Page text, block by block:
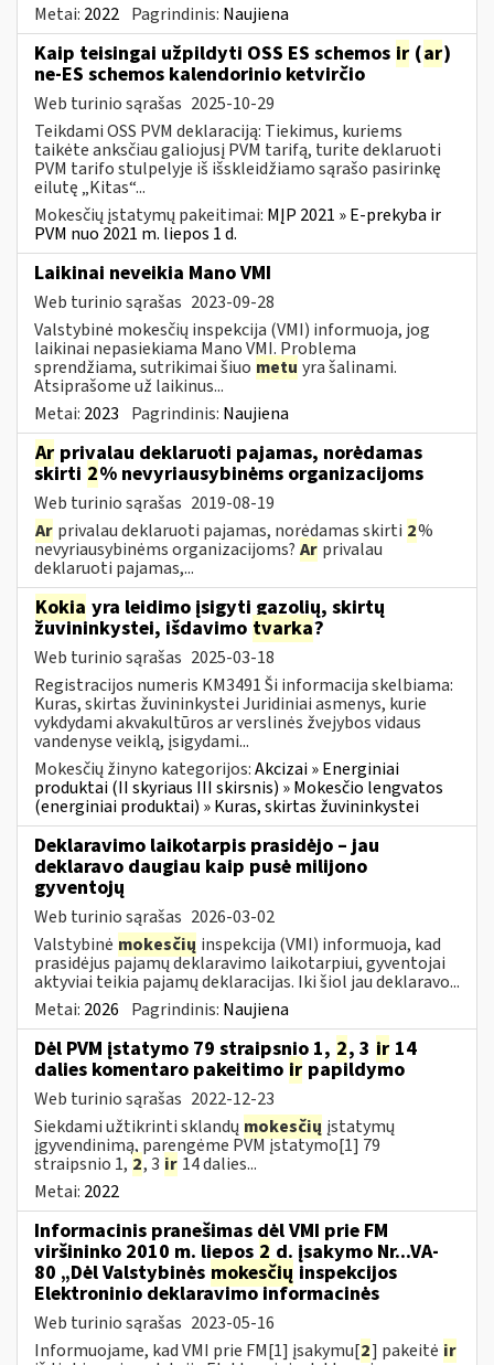
Metai: 2022 Pagrindinis: Naujiena
Kaip teisingai užpildyti OSS ES schemos ir (ar)
ne-ES schemos kalendorinio ketvirčio
Web turinio sąrašas 2025-10-29
Teikdami OSS PVM deklaraciją: Tiekimus, kuriems
taikėte anksčiau galiojusį PVM tarifą, turite deklaruoti
PVM tarifo stulpelyje iš išskleidžiamo sąrašo pasirinkę
eilutę „Kitas“...
Mokesčių įstatymų pakeitimai: MĮP 2021 » E-prekyba ir
PVM nuo 2021 m. liepos 1 d.
Laikinai neveikia Mano VMI
Web turinio sąrašas 2023-09-28
Valstybinė mokesčių inspekcija (VMI) informuoja, jog
laikinai nepasiekiama Mano VMI. Problema
sprendžiama, sutrikimai šiuo metu yra šalinami.
Atsiprašome už laikinus...
Metai: 2023 Pagrindinis: Naujiena
Ar privalau deklaruoti pajamas, norėdamas
skirti 2% nevyriausybinėms organizacijoms
Web turinio sąrašas 2019-08-19
Ar privalau deklaruoti pajamas, norėdamas skirti 2%
nevyriausybinėms organizacijoms? Ar privalau
deklaruoti pajamas,...
Kokia yra leidimo įsigyti gazolių, skirtų
žuvininkystei, išdavimo tvarka?
Web turinio sąrašas 2025-03-18
Registracijos numeris KM3491 Ši informacija skelbiama:
Kuras, skirtas žuvininkystei Juridiniai asmenys, kurie
vykdydami akvakultūros ar verslinės žvejybos vidaus
vandenyse veiklą, įsigydami...
Mokesčių žinyno kategorijos:Akcizai » Energiniai
produktai (II skyriaus III skirsnis) » Mokesčio lengvatos
(energiniai produktai) » Kuras, skirtas žuvininkystei
Deklaravimo laikotarpis prasidėjo – jau
deklaravo daugiau kaip pusė milijono
gyventojų
Web turinio sąrašas 2026-03-02
Valstybinė mokesčių inspekcija (VMI) informuoja, kad
prasidėjus pajamų deklaravimo laikotarpiui, gyventojai
aktyviai teikia pajamų deklaracijas. Iki šiol jau deklaravo...
Metai: 2026 Pagrindinis: Naujiena
Dėl PVM įstatymo 79 straipsnio 1, 2, 3 ir 14
dalies komentaro pakeitimo ir papildymo
Web turinio sąrašas 2022-12-23
Siekdami užtikrinti sklandų mokesčių įstatymų
įgyvendinimą, parengėme PVM įstatymo[1] 79
straipsnio 1, 2, 3 ir 14 dalies...
Metai: 2022
Informacinis pranešimas dėl VMI prie FM
viršininko 2010 m. liepos 2 d. įsakymo Nr...VA-
80 „Dėl Valstybinės mokesčių inspekcijos
Elektroninio deklaravimo informacinės
Web turinio sąrašas 2023-05-16
Informuojame, kad VMI prie FM[1] įsakymu[2] pakeitė ir